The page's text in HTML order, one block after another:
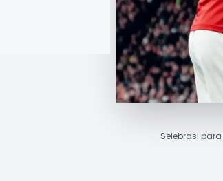
Selebrasi